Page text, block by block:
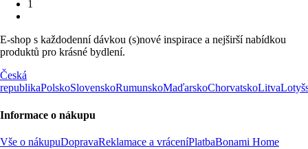
1
E-shop s každodenní dávkou (s)nové inspirace a nejširší nabídkou
produktů pro krásné bydlení.
Česká
republikaPolskoSlovenskoRumunskoMaďarskoChorvatskoLitva
Informace o nákupu
Vše o nákupuDopravaReklamace a vráceníPlatbaBonami Home